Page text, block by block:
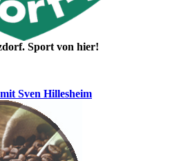
Sport von hier!
Sven Hillesheim